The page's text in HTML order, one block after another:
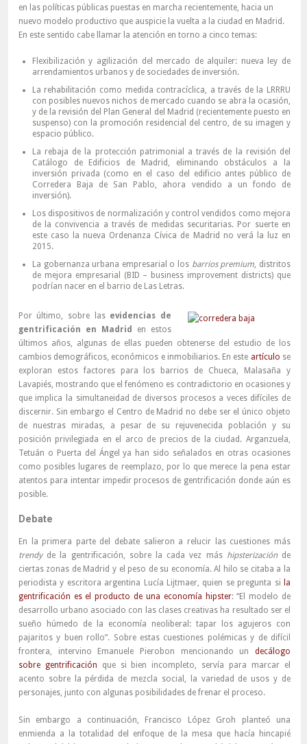
en las políticas públicas puestas en marcha recientemente, hacia un
nuevo modelo productivo que auspicie la vuelta a la ciudad en Madrid.
En este sentido cabe llamar la atención en torno a cinco temas:
Flexibilización y agilización del mercado de alquiler: nueva ley de
arrendamientos urbanos y de sociedades de inversión.
La rehabilitación como medida contracíclica, a través de la LRRRU
con posibles nuevos nichos de mercado cuando se abra la ocasión,
y de la revisión del Plan General del Madrid (recientemente puesto en
suspenso) con la promoción residencial del centro, de su imagen y
espacio público.
La rebaja de la protección patrimonial a través de la revisión del
Catálogo de Edificios de Madrid, eliminando obstáculos a la
inversión privada (como en el caso del edificio antes público de
Corredera Baja de San Pablo, ahora vendido a un fondo de
inversión).
Los dispositivos de normalización y control vendidos como mejora
de la convivencia a través de medidas securitarias. Por suerte en
este caso la nueva Ordenanza Cívica de Madrid no verá la luz en
2015.
La gobernanza urbana empresarial o los barrios premium, distritos
de mejora empresarial (BID – business improvement districts) que
podrían nacer en el barrio de Las Letras.
Por último, sobre las evidencias de
gentrificación en Madrid
en estos
últimos años, algunas de ellas pueden obtenerse del estudio de los
cambios demográficos, económicos e inmobiliarios. En este artículo se
exploran estos factores para los barrios de Chueca, Malasaña y
Lavapiés, mostrando que el fenómeno es contradictorio en ocasiones y
que implica la simultaneidad de diversos procesos a veces difíciles de
discernir. Sin embargo el Centro de Madrid no debe ser el único objeto
de nuestras miradas, a pesar de su rejuvenecida población y su
posición privilegiada en el arco de precios de la ciudad. Arganzuela,
Tetuán o Puerta del Ángel ya han sido señalados en otras ocasiones
como posibles lugares de reemplazo, por lo que merece la pena estar
atentos para intentar impedir procesos de gentrificación donde aún es
posible.
Debate
En la primera parte del debate salieron a relucir las cuestiones más
trendy de la gentrificación, sobre la cada vez más hipsterización de
ciertas zonas de Madrid y el peso de su economía. Al hilo se citaba a la
periodista y escritora argentina Lucía Lijtmaer, quien se pregunta si
la
gentrificación es el producto de una economía hipster: “El modelo de
desarrollo urbano asociado con las clases creativas ha resultado ser el
sueño húmedo de la economía neoliberal: tapar los agujeros con
pajaritos y buen rollo”. Sobre estas cuestiones polémicas y de difícil
frontera, intervino Emanuele Pierobon mencionando un decálogo
sobre gentrificación que si bien incompleto, servía para marcar el
acento sobre la pérdida de mezcla social, la variedad de usos y de
personajes, junto con algunas posibilidades de frenar el proceso.
Sin embargo a continuación, Francisco López Groh planteó una
enmienda a la totalidad del enfoque de la mesa que hacía hincapié